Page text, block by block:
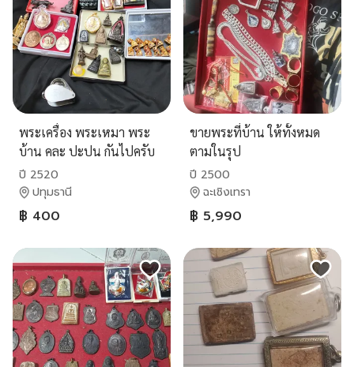
พระเครื่อง พระเหมา พระ
บ้าน คละ ปะปน กันไปครับ
ปี 2520
ปทุมธานี
฿ 400
ขายพระที่บ้าน ให้ทั้งหมด
ตามในรุป
ปี 2500
ฉะเชิงเทรา
฿ 5,990